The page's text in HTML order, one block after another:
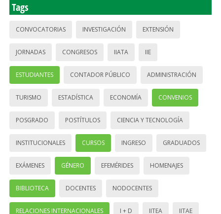
Tags
CONVOCATORIAS INVESTIGACIÓN EXTENSIÓN
JORNADAS CONGRESOS IIATA IIE
ESTUDIANTES CONTADOR PÚBLICO ADMINISTRACIÓN
TURISMO ESTADÍSTICA ECONOMÍA CONVENIOS
POSGRADO POSTÍTULOS CIENCIA Y TECNOLOGÍA
INSTITUCIONALES CURSOS INGRESO GRADUADOS
EXÁMENES GÉNERO EFEMÉRIDES HOMENAJES
BIBLIOTECA DOCENTES NODOCENTES
RELACIONES INTERNACIONALES I + D IITEA IITAE